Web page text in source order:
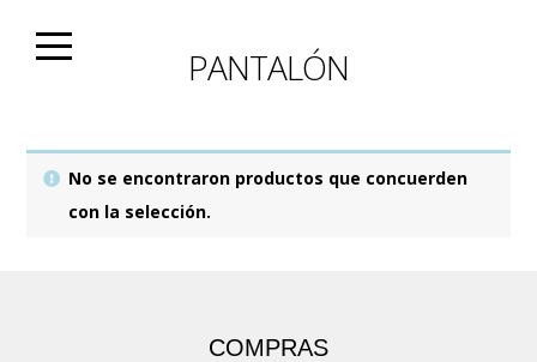
PANTALÓN
No se encontraron productos que concuerden
con la selección.
COMPRAS